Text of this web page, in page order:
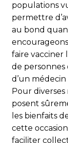
populations
permettre
au bond
faire vacciner
de personnes
d’un
Pour diverses
posent
les bienfaits
cette
faciliter